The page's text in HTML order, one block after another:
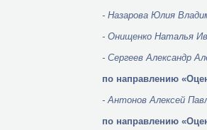
- Назарова Юлия
- Онищенко Наталья
- Сергеев Александр
по направлению
- Антонов Алексей
по направлению